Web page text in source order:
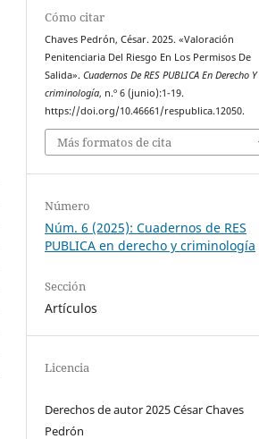
Cómo citar
Chaves Pedrón, César. 2025. «Valoración
Penitenciaria Del Riesgo En Los Permisos De
Salida».Cuadernos De RES PUBLICA En Derecho Y
criminología, n.º 6 (junio):1-19.
https://doi.org/10.46661/respublica.12050.
Más formatos de cita
Número
Núm. 6 (2025): Cuadernos de RES
PUBLICA en derecho y criminología
Sección
Artículos
Licencia
Derechos de autor 2025 César Chaves
Pedrón